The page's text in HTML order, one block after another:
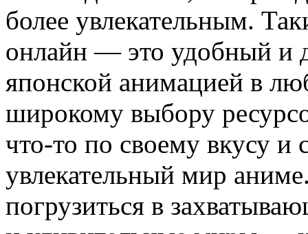
более увлекательным.
онлайн — это удобный и
японской анимацией в
широкому выбору
что-то по своему вкусу и
увлекательный мир
погрузиться в